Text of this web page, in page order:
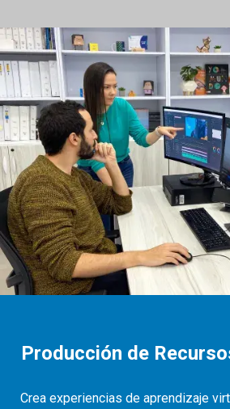
Producción de
Crea experiencias de aprendizaje